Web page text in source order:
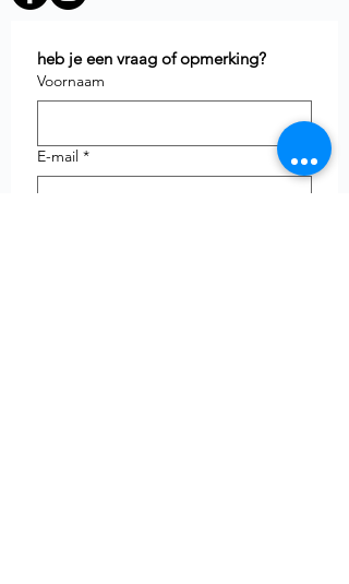
heb je een vraag of opmerking?
Voornaam
E-mail *